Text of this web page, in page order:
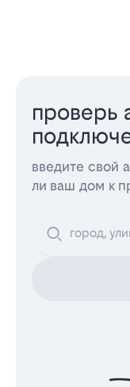
проверь адрес
введите свой
ли ваш дом к